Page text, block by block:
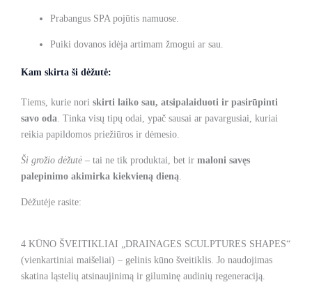
Prabangus SPA pojūtis namuose.
Puiki dovanos idėja artimam žmogui ar sau.
Kam skirta ši dėžutė:
Tiems, kurie nori skirti laiko sau, atsipalaiduoti ir pasirūpinti
savo oda . Tinka visų tipų odai, ypač sausai ar pavargusiai, kuriai
reikia papildomos priežiūros ir dėmesio.
Ši grožio dėžutė – tai ne tik produktai, bet ir maloni savęs
palepinimo akimirka kiekvieną dieną
Dėžutėje rasite:
4 KŪNO ŠVEITIKLIAI „DRAINAGES SCULPTURES SHAPES“
(vienkartiniai maišeliai) – gelinis kūno šveitiklis. Jo naudojimas
skatina ląstelių atsinaujinimą ir giluminę audinių regeneraciją.